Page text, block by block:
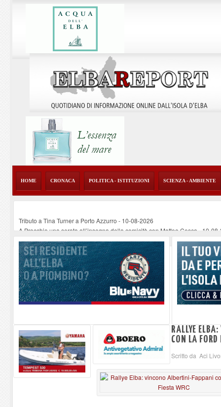
HOME CRONACA POLITICA - ISTITUZIONI SCIENZA - AMBIENTE
Tributo a Tina Turner a Porto Azzurro - 10-08-2026
A Procchio una serata all’insegna della comicità con Matteo Cesca-10-
Nel Chiostro del Comune di Portoferraio la presentazione di “Il peso
Alfio e la Bulle, la voce della musica sotto le stelle a Rio Marina
-10-08-
Quel dolore che non si vede: La salute mentale deve essere un diritto-10-
RALLYE
CON LA
Scritto da Aci